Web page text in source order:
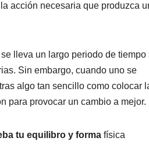
acción necesaria que produzca
lleva un largo periodo de tiempo
Sin embargo, cuando uno se
algo tan sencillo como colocar
para provocar un cambio a mejor.
tu equilibro y forma física